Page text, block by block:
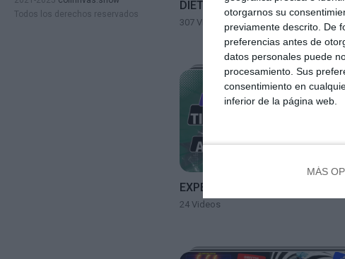
otorgarnos su
previamente descrito. De
preferencias antes de
datos personales puede
procesamiento. Sus
consentimiento en
inferior de la página web.
MÁS
Todos los derechos reservados
DIETA Y SALUD
307 Videos
EXPEDIENTE TIBURÓN
24 Videos